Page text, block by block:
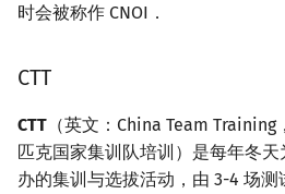
时会被称作 CNOI．
CTT
CTT （英文：China Team
匹克国家集训队培训）是每年冬
办的集训与选拔活动，由 3-4 场